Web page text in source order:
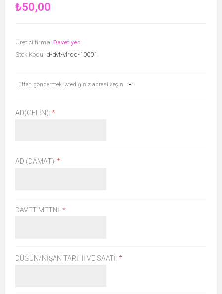
₺50,00
Üretici firma: Davetiyen
Stok Kodu: d-dvt-vlrdd-10001
Lütfen göndermek istediğiniz adresi seçin
AD(GELIN): *
AD (DAMAT): *
DAVET METNI: *
DÜĞÜN/NIŞAN TARIHI VE SAATI: *